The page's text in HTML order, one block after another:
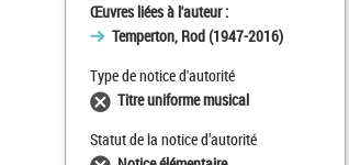
Œuvres liées à l'auteur :
Temperton, Rod (1947-2016)
Type de notice d'autorité
Titre uniforme musical
Statut de la notice d’autorité